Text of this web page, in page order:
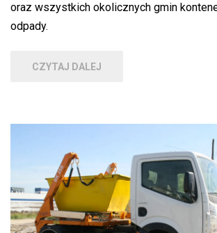
oraz wszystkich okolicznych gmin
odpady.
CZYTAJ DALEJ